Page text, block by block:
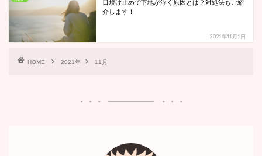
日焼け止めで下地が浮く原因とは？対処法もご紹
介します！
2021年11月1日
HOME 2021年 11月